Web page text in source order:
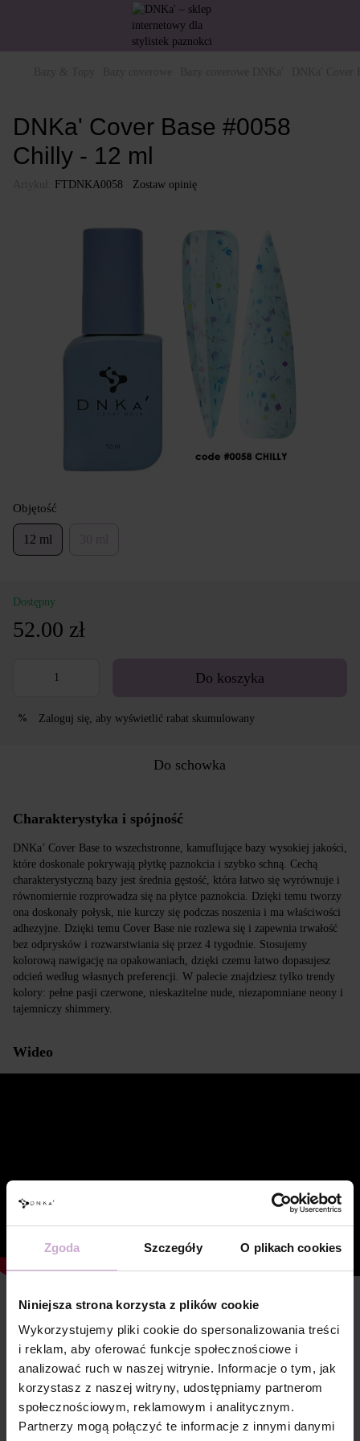
Zgoda Szczegóły O plikach cookies
Niniejsza strona korzysta z plików cookie
Wykorzystujemy pliki cookie do spersonalizowania treści
i reklam, aby oferować funkcje społecznościowe i
analizować ruch w naszej witrynie. Informacje o tym, jak
korzystasz z naszej witryny, udostępniamy partnerom
społecznościowym, reklamowym i analitycznym.
Partnerzy mogą połączyć te informacje z innymi danymi
DNKa' Cover Base #0058
Chilly - 12 ml
FTDNKA0058 Zostaw opinię
Objętość
12 ml
Dostępny
52.00 zł
Do koszyka
% Zaloguj się , aby wyświetlić rabat skumulowany
Do schowka
Charakterystyka i spójność
DNKa’ Cover Base to wszechstronne, kamuflujące bazy wysokiej jakości,
które doskonale pokrywają płytkę paznokcia i szybko schną. Cechą
charakterystyczną bazy jest średnia gęstość, która łatwo się wyrównuje i
równomiernie rozprowadza się na płytce paznokcia. Dzięki temu tworzy
ona doskonały połysk, nie kurczy się podczas noszenia i ma właściwości
adhezyjne. Dzięki temu Cover Base nie rozlewa się i zapewnia trwałość
bez odprysków i rozwarstwiania się przez 4 tygodnie. Stosujemy
kolorową nawigację na opakowaniach, dzięki czemu łatwo dopasujesz
odcień według własnych preferencji. W palecie znajdziesz tylko trendy
kolory: pełne pasji czerwone, nieskazitelne nude, niezapomniane neony i
tajemniczy shimmery.
Wideo
Cechy
Skład
POLYACRYLIC ACID, HYDROXYPROPYL
METHACRYLATE, ACRYLATES COPOLYMER,
HYDROXYCYCLOHEXYL PHENYL KETONE,
ETHYL TRIMETHYLBENZOYL
PHENYLPHOSPHINATE, SILICA, +/- CI 77000,
CI 77007, CI 77491, CI 77492, CI 77499, CI
77742, CI 77891, CI 15850, CI 15985, CI 45380